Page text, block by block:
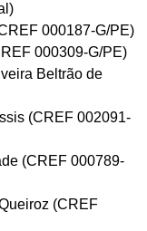
000187-G/PE)
000309-G/PE)
Beltrão de
(CREF 002091-
(CREF 000789-
(CREF